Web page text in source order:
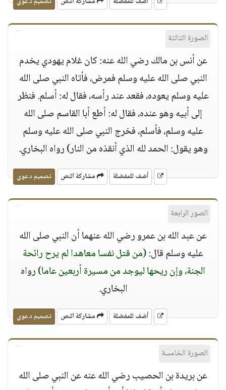
الصورة الثالثة
عن أنس بن مالك رضي الله عنه: كان غلام يهودي يخدم
النبي صلى الله عليه وسلم فمرض، فأتاه النبي صلى الله
عليه وسلم يعوده، فقعد عند رأسه، فقال له: أسلم. فنظر
إلى أبيه وهو عنده، فقال له: أطع أبا القاسم صلى الله
عليه وسلم، فأسلم، فخرج النبي صلى الله عليه وسلم
وهو يقول: الحمد لله الذي أنقذه من النار) رواه البخاري.
أضف للمفضلة مشاركة النص تصميم دعوي
الصور الرابعة
عن عبد الله بن عمرو رضي الله عنهما أن النبي صلى الله
عليه وسلم قال:(من قتل نفسا معاهدا لم يرح رائحة
الجنة، وإن ريحها ليوجد من مسيرة أربعين عاما)رواه
البخاري.
أضف للمفضلة مشاركة النص تصميم دعوي
الصورة الخامسة
عن بريدة بن الحصيب رضي الله عنه عن النبي صلى الله